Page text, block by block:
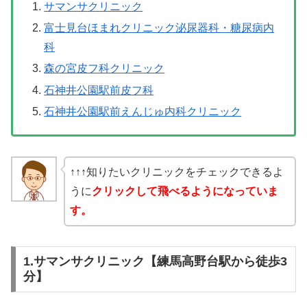
サマンサクリニック
富士見台ほまれクリニック泌尿器科・糖尿病内
科
森の宮皮フ科クリニック
石神井公園駅前皮フ科
石神井公園駅前えんじゅ内科クリニック
↑↑↑知りたいクリニックをチェックできるよ
うにクリックして飛べるようになっていま
す。
1.サマンサクリニック【練馬高野台駅から徒歩3
分】